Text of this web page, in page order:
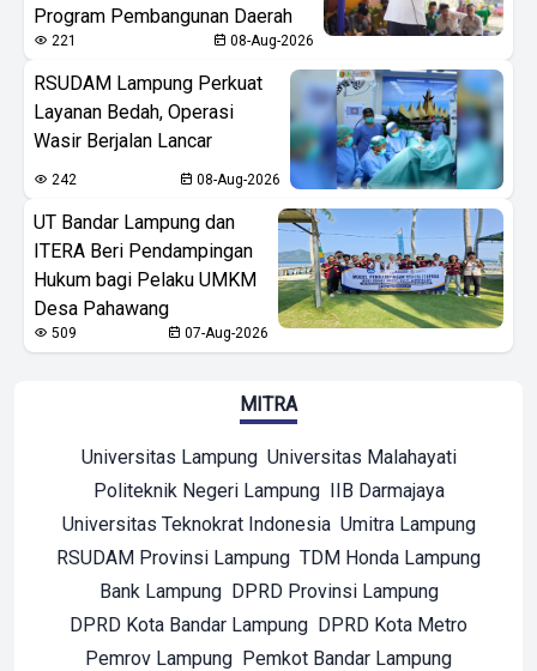
Program Pembangunan Daerah
221 08-Aug-2026
RSUDAM Lampung Perkuat
Layanan Bedah, Operasi
Wasir Berjalan Lancar
242 08-Aug-2026
UT Bandar Lampung dan
ITERA Beri Pendampingan
Hukum bagi Pelaku UMKM
Desa Pahawang
509 07-Aug-2026
MITRA
Universitas Lampung Universitas Malahayati
Politeknik Negeri Lampung IIB Darmajaya
Universitas Teknokrat Indonesia Umitra Lampung
RSUDAM Provinsi Lampung TDM Honda Lampung
Bank Lampung DPRD Provinsi Lampung
DPRD Kota Bandar Lampung DPRD Kota Metro
Pemrov Lampung Pemkot Bandar Lampung